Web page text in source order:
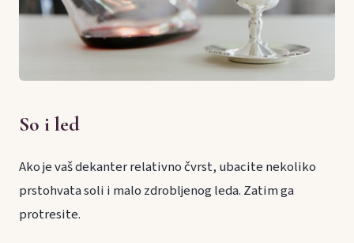
So i led
Ako je vaš dekanter relativno čvrst, ubacite nekoliko
prstohvata soli i malo zdrobljenog leda. Zatim ga
protresite.